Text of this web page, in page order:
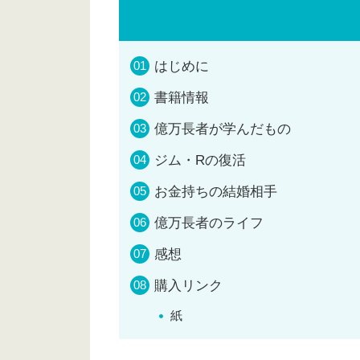
はじめに
書籍情報
億万長者が学んだもの
ジム・Rの復活
お金持ちの結婚相手
億万長者のライフ
感想
購入リンク
紙